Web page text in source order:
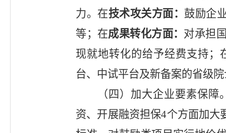
力。 在技术攻关方面： 鼓励企
等； 在成果转化方面： 对承担
现就地转化的给予经费支持；
台、中试平台及新备案的省级
（ 四 ）加大企业要素保障
资、开展融资担保4个方面加大